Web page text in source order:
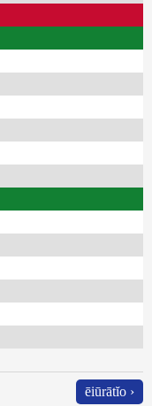
ēiūrātĭo ›